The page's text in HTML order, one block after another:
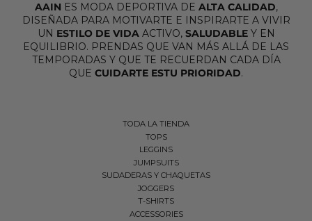
AAIN ES MODA DEPORTIVA DE ALTA CALIDAD,
DISEÑADA PARA MOTIVARTE E INSPIRARTE A VIVIR
UN ESTILO DE VIDA ACTIVO, SALUDABLEY EN
EQUILIBRIO. PRENDAS QUE VAN MÁS ALLÁ DE LAS
TEMPORADAS Y QUE TE RECUERDAN CADA DÍA
QUE CUIDARTE ESTU PRIORIDAD.
TODA LA TIENDA
TOPS
LEGGINS
JUMPSUITS
SUDADERAS Y CHAQUETAS
JOGGERS
T-SHIRTS
ACCESSORIES